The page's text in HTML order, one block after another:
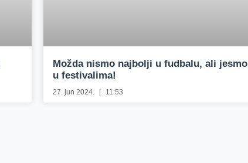
Možda nismo najbolji u fudbalu, ali jesmo
u festivalima!
27. jun 2024. 11:53